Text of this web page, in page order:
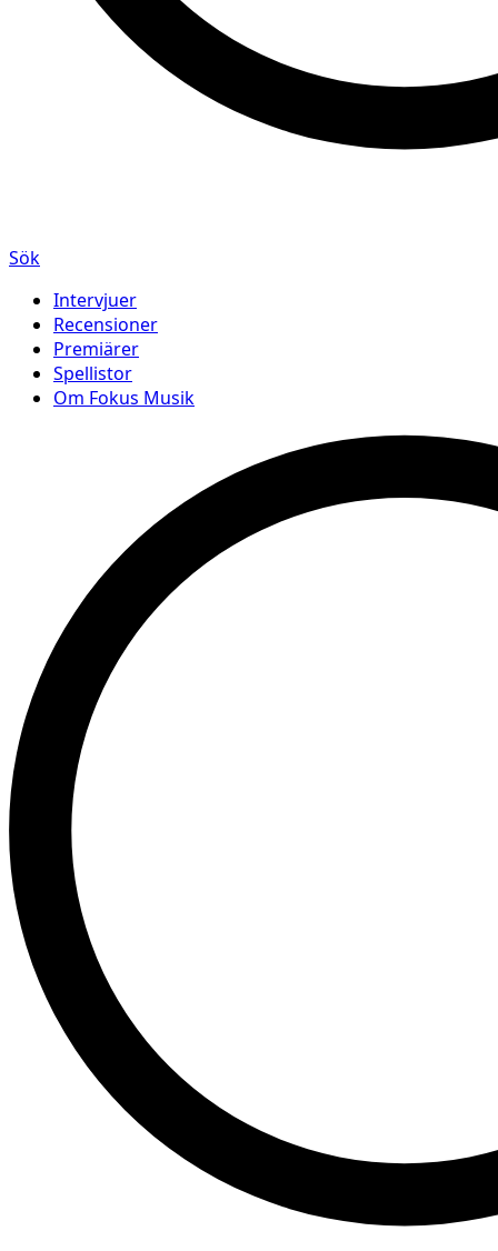
Sök
Intervjuer
Recensioner
Premiärer
Spellistor
Om Fokus Musik